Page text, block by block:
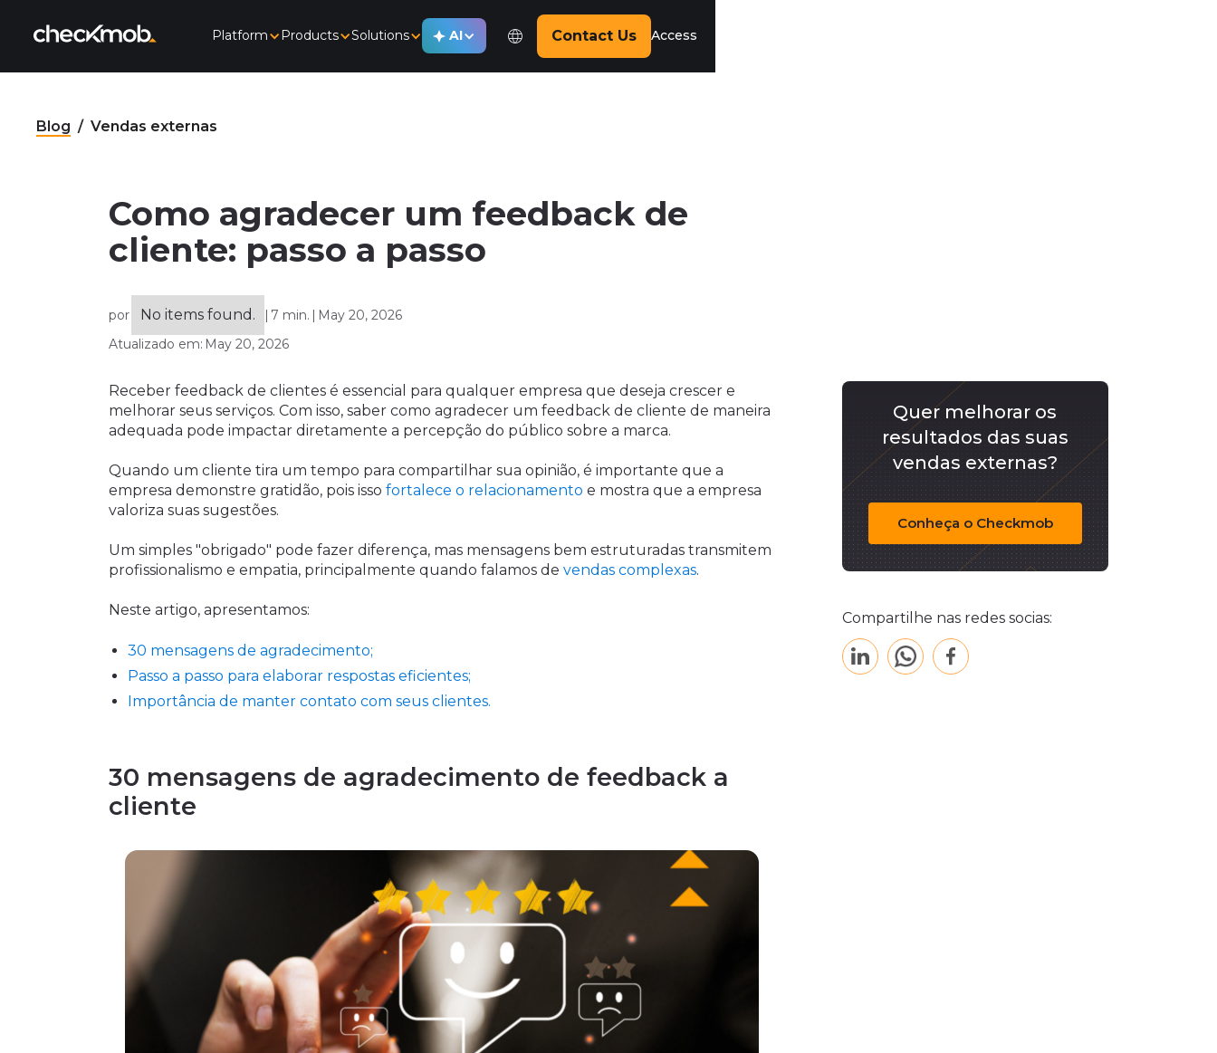
Platform Products Solutions AI Contact Us Access
Blog / Vendas externas
Como agradecer um feedback de
cliente: passo a passo
por No items found. | 7 min. | May 20, 2026
Atualizado em: May 20, 2026
Receber feedback de clientes é essencial para qualquer empresa que deseja crescer e
melhorar seus serviços. Com isso, saber como agradecer um feedback de cliente de maneira
adequada pode impactar diretamente a percepção do público sobre a marca.
Quando um cliente tira um tempo para compartilhar sua opinião, é importante que a
empresa demonstre gratidão, pois isso fortalece o relacionamento e mostra que a empresa
valoriza suas sugestões.
Um simples "obrigado" pode fazer diferença, mas mensagens bem estruturadas transmitem
profissionalismo e empatia, principalmente quando falamos de vendas complexas.
Neste artigo, apresentamos:
30 mensagens de agradecimento;
Passo a passo para elaborar respostas eficientes;
Importância de manter contato com seus clientes.
30 mensagens de agradecimento de feedback a
cliente
Quer melhorar os
resultados das suas
vendas externas?
Conheça o Checkmob
Compartilhe nas redes socias: